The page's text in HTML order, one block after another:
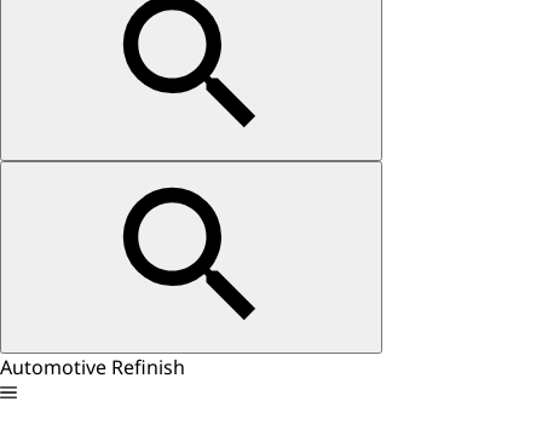
Automotive Refinish